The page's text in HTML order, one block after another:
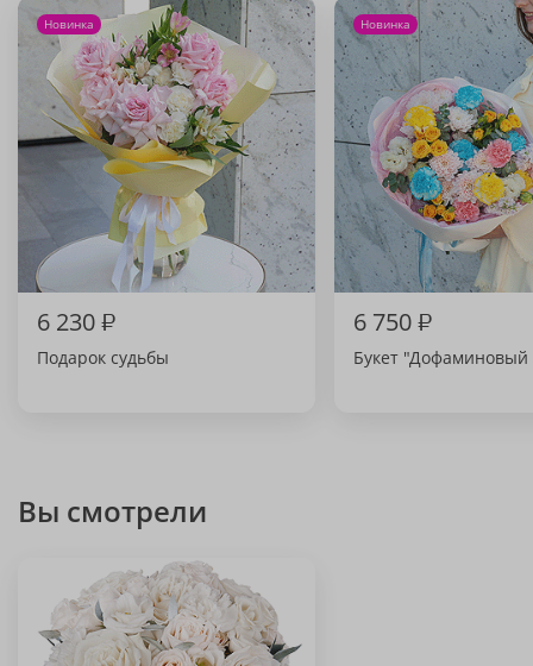
Новинка
6 230₽
Подарок судьбы
Новинка
6 750₽
Букет "Дофаминовый
Вы смотрели